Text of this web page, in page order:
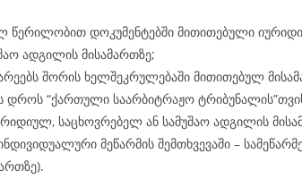
წერილობით დოკუმენტებში მითითებული
ადგილის მისამართზე;
შორის ხელშეკრულებაში მითითებულ
დროს “ქართული საარბიტრაჟო
საცხოვრებელ ან სამუშაო ადგილის
მეწარმის შემთხვევაში –